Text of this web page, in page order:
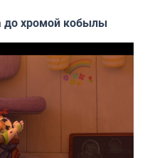
до хромой кобылы